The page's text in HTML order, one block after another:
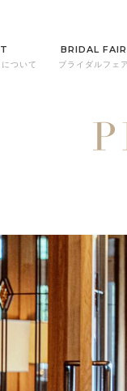
ついて
BRIDAL FAIR
ブライダルフェア